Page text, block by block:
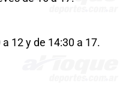
12 y de 14:30 a 17.